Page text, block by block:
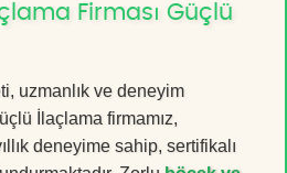
Firması Güçlü
uzmanlık ve deneyim
İlaçlama firmamız,
deneyime sahip, sertifikalı